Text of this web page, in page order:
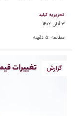
تحریریه کیلید
۳ آبان ۱۴۰۲
مطالعه: ۵ دقیقه
گزارش